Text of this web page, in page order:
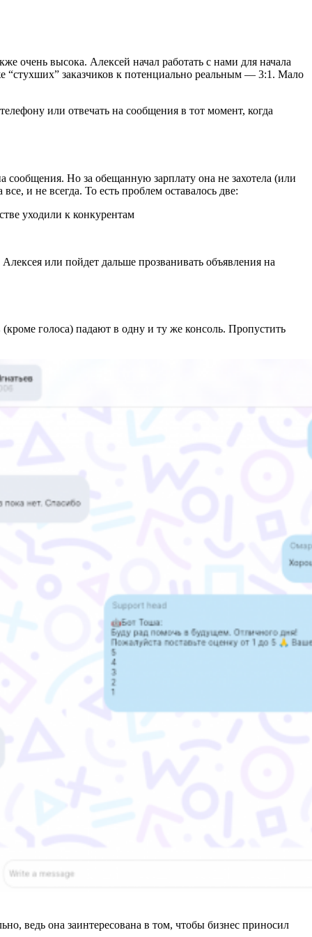
очень высока. Алексей начал работать с нами для начала
“стухших” заказчиков к потенциально реальным — 3:1. Мало
или отвечать на сообщения в тот момент, когда
сообщения. Но за обещанную зарплату она не захотела (или
и не всегда. То есть проблем оставалось две:
уходили к конкурентам
или пойдет дальше прозванивать объявления на
голоса) падают в одну и ту же консоль. Пропустить
ведь она заинтересована в том, чтобы бизнес приносил